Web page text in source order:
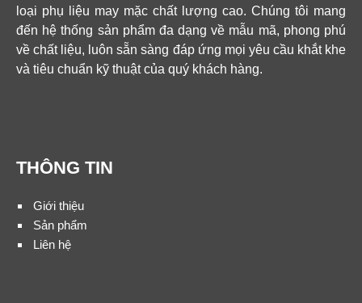
loại phụ liệu may mặc chất lượng cao. Chúng tôi mang
đến hệ thống sản phẩm đa dạng về mẫu mã, phong phú
về chất liệu, luôn sẵn sàng đáp ứng mọi yêu cầu khắt khe
và tiêu chuẩn kỹ thuật của quý khách hàng.
THÔNG TIN
Giới thiệu
Sản phẩm
Liên hệ